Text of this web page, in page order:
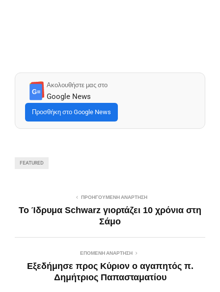
G≡
Ακολουθήστε μας στο
Google News
Προσθήκη στο Google News
FEATURED
ΠΡΟΗΓΟΎΜΕΝΗ ΑΝΆΡΤΗΣΗ
Το Ίδρυμα Schwarz γιορτάζει 10 χρόνια στη
Σάμο
ΕΠΌΜΕΝΗ ΑΝΆΡΤΗΣΗ
Εξεδήμησε προς Κύριον ο αγαπητός π.
Δημήτριος Παπασταματίου